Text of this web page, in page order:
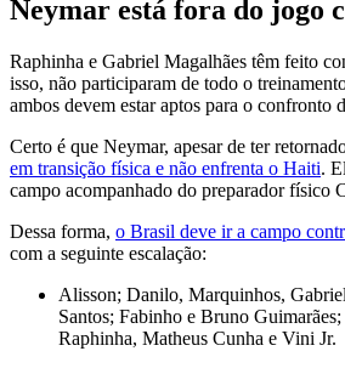
Neymar está fora do jogo
Raphinha e Gabriel Magalhães têm feito
isso, não participaram de todo o
ambos devem estar aptos para o confronto
Certo é que Neymar, apesar de ter
em transição física e não enfrenta o Haiti.
campo acompanhado do preparador físico
Dessa forma, o Brasil deve ir a campo
com a seguinte escalação:
Alisson; Danilo, Marquinhos,
Santos; Fabinho e Bruno
Raphinha, Matheus Cunha e Vini Jr.